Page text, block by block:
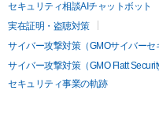
セキュリティ相談AIチャットボット
実在証明・盗聴対策
サイバー攻撃対策（GMOサイバーセ
サイバー攻撃対策（GMO Flatt
セキュリティ事業の軌跡